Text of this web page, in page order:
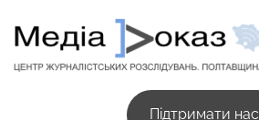
Підтримати нас